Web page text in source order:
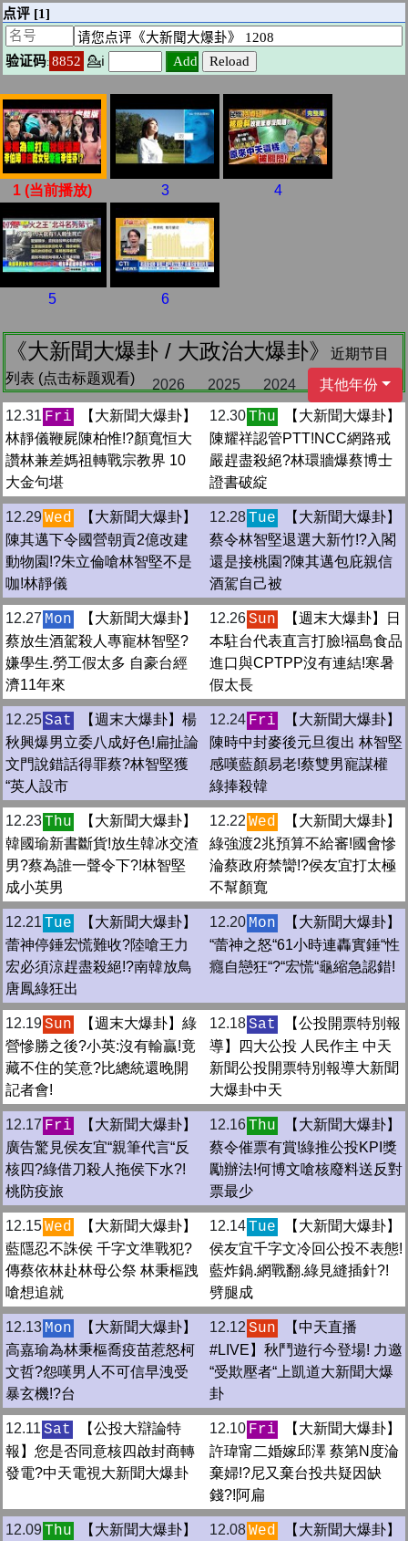
1 (当前播放) 3 4
5 6
《大新聞大爆卦 / 大政治大爆卦》
近期节目
列表 (点击标题观看)
2026 2025 2024
其他年份
12.31 Fri
【大新聞大爆卦】
林靜儀鞭屍陳柏惟!?顏寬恒大
讚林兼差媽祖轉戰宗教界 10
大金句堪
12.30Thu
【大新聞大爆卦】
陳耀祥認管PTT!NCC網路戒
嚴趕盡殺絕?林環牆爆蔡博士
證書破綻
12.29Wed
【大新聞大爆卦】
陳其邁下令國營朝貢2億改建
動物園!?朱立倫嗆林智堅不是
咖!林靜儀
12.28Tue
【大新聞大爆卦】
蔡令林智堅退選大新竹!?入閣
還是接桃園?陳其邁包庇親信
酒駕自己被
12.27 Mon
【大新聞大爆卦】
蔡放生酒駕殺人專寵林智堅?
嫌學生.勞工假太多 自豪台經
濟11年來
12.26Sun
【週末大爆卦】日
本駐台代表直言打臉!福島食品
進口與CPTPP沒有連結!寒暑
假太長
12.25Sat
【週末大爆卦】楊
秋興爆男立委八成好色!扁扯論
文門說錯話得罪蔡?林智堅獲
“英人設市
12.24 Fri
【大新聞大爆卦】
陳時中封麥後元旦復出 林智堅
感嘆藍顏易老!蔡雙男寵謀權
綠捧殺韓
12.23Thu
【大新聞大爆卦】
韓國瑜新書斷貨!放生韓冰交渣
男?蔡為誰一聲令下?!林智堅
成小英男
12.22 Wed
【大新聞大爆卦】
綠強渡2兆預算不給審!國會慘
淪蔡政府禁臠!?侯友宜打太極
不幫顏寬
12.21 Tue
【大新聞大爆卦】
蕾神停錘宏慌難收?陸嗆王力
宏必須涼趕盡殺絕!?南韓放鳥
唐鳳綠狂出
12.20 Mon
【大新聞大爆卦】
“蕾神之怒“61小時連轟實錘“性
癮自戀狂“?“宏慌“龜縮急認錯!
12.19Sun
【週末大爆卦】綠
營慘勝之後?小英:沒有輸贏!竟
藏不住的笑意?比總統還晚開
記者會!
12.18Sat
【公投開票特別報
導】四大公投 人民作主 中天
新聞公投開票特別報導大新聞
大爆卦中天
12.17 Fri
【大新聞大爆卦】
廣告驚見侯友宜“親筆代言“反
核四?綠借刀殺人拖侯下水?!
桃防疫旅
12.16Thu
【大新聞大爆卦】
蔡令催票有賞!綠推公投KPI獎
勵辦法!何博文嗆核廢料送反對
票最少
12.15Wed
【大新聞大爆卦】
藍隱忍不誅侯 千字文準戰犯?
傳蔡依林赴林母公祭 林秉樞跩
嗆想追就
12.14Tue
【大新聞大爆卦】
侯友宜千字文冷回公投不表態!
藍炸鍋.網戰翻.綠見縫插針?!
劈腿成
12.13 Mon
【大新聞大爆卦】
高嘉瑜為林秉樞喬疫苗惹怒柯
文哲?怨嘆男人不可信早洩受
暴玄機!?台
12.12 Sun
【中天直播
#LIVE】秋鬥遊行今登場! 力邀
“受欺壓者“上凱道大新聞大爆
卦
12.11 Sat
【公投大辯論特
報】您是否同意核四啟封商轉
發電?中天電視大新聞大爆卦
12.10 Fri
【大新聞大爆卦】
許瑋甯二婚嫁邱澤 蔡第N度淪
棄婦!?尼又棄台投共疑因缺
錢?!阿扁
12.09Thu 【大新聞大爆卦】 12.08Wed 【大新聞大爆卦】